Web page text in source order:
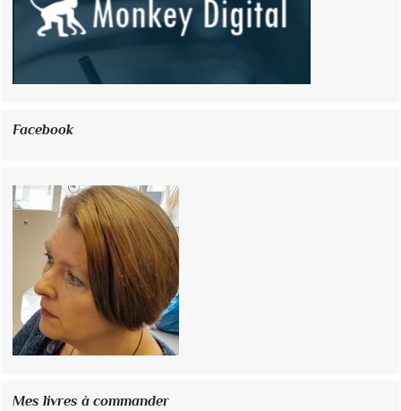
Facebook
Mes livres à commander